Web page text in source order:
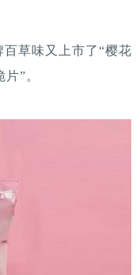
草味又上市了“樱花
”。